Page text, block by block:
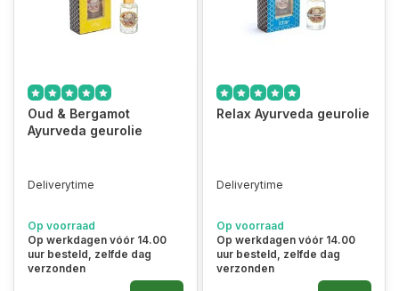
Oud & Bergamot
Ayurveda geurolie
Deliverytime
Op voorraad
Op werkdagen vóór 14.00
uur besteld, zelfde dag
verzonden
Relax Ayurveda geurolie
Deliverytime
Op voorraad
Op werkdagen vóór 14.00
uur besteld, zelfde dag
verzonden